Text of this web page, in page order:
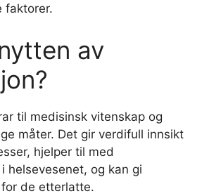
faktorer.
av
til medisinsk vitenskap og
måter. Det gir verdifull innsikt
hjelper til med
helsevesenet, og kan gi
de etterlatte.